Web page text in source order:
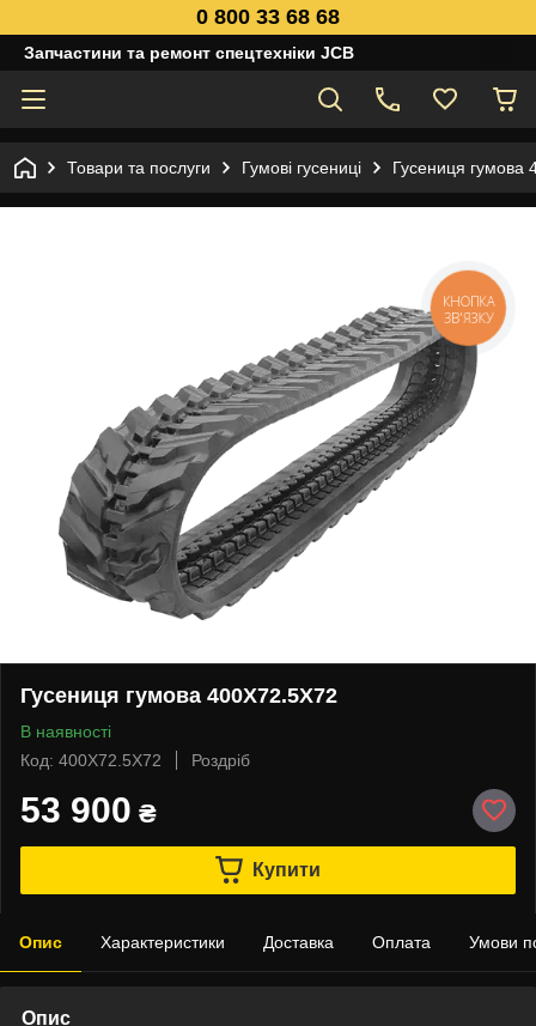
0 800 33 68 68
Запчастини та ремонт спецтехніки JCB
Товари та послуги Гумові гусениці Гусениця гумова
Гусениця гумова 400X72.5X72
В наявності
Код: 400X72.5X72
Роздріб
53 900 ₴
Купити
Опис Характеристики Доставка Оплата Умови
Опис
КНОПКА
ЗВ'ЯЗКУ